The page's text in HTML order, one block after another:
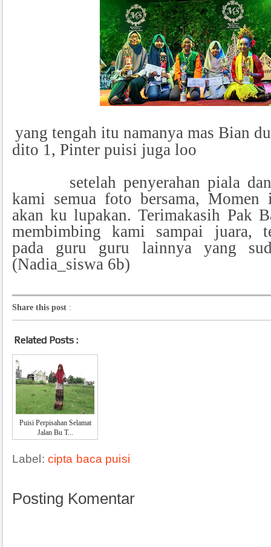
yang tengah itu namanya mas Bian
dito 1, Pinter puisi juga loo
setelah penyerahan piala
kami semua foto bersama,
akan ku lupakan. Terimakasih Pak
membimbing kami sampai juara,
pada guru guru lainnya yang
(Nadia_siswa 6b)
Share this post :
Related Posts :
Puisi Perpisahan Selamat
Jalan Bu T...
Label: cipta baca puisi
Posting Komentar